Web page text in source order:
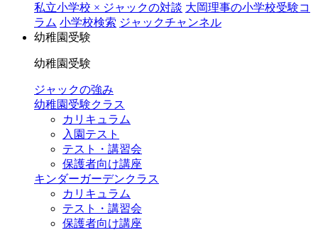
私立小学校 × ジャックの対談 大岡理事の小学校受験コ
ラム 小学校検索 ジャックチャンネル
幼稚園受験
幼稚園受験
ジャックの強み
幼稚園受験クラス
カリキュラム
入園テスト
テスト・講習会
保護者向け講座
キンダーガーデンクラス
カリキュラム
テスト・講習会
保護者向け講座